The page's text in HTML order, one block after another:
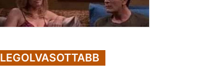
LEGOLVASOTTABB